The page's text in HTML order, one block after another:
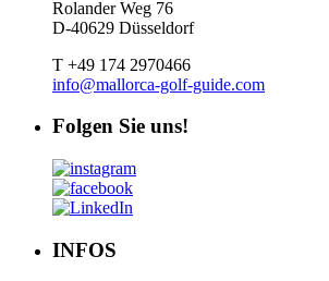
Rolander Weg 76
D-40629 Düsseldorf
T +49 174 2970466
info@mallorca-golf-guide.com
Folgen Sie uns!
INFOS